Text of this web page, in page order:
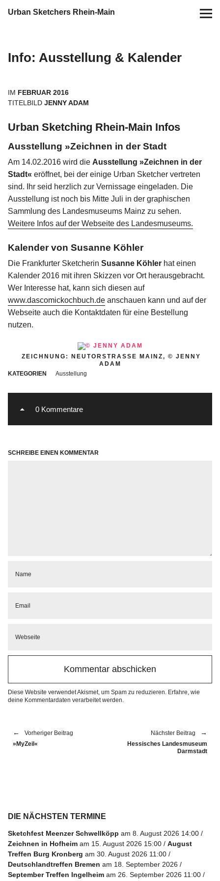
Urban Sketchers Rhein-Main
10 Jahre USk Rhein-Main
Blog
Info
Kontakt
Folge
uns
auf
Instagram
Info
Info: Ausstellung & Kalender
IM FEBRUAR 2016
TITELBILDJENNY ADAM
Urban Sketching Rhein-Main Infos
Ausstellung »Zeichnen in der Stadt
Am 14.02.2016 wird die Ausstellung »Zeichnen in der
Stadt« eröffnet, bei der einige Urban Sketcher vertreten
sind. Ihr seid herzlich zur Vernissage eingeladen. Die
Ausstellung ist noch bis Mitte Juli in der graphischen
Sammlung des Landesmuseums Mainz zu sehen.
Weitere Infos auf der Webseite des Landesmuseums.
Kalender von Susanne Köhler
Die Frankfurter SketcherinSusanne Köhler hat einen
Kalender 2016 mit ihren Skizzen vor Ort herausgebracht.
Wer Interesse hat, kann sich diesen auf
www.dascomickochbuch.de anschauen kann und auf der
Webseite auch die Kontaktdaten für eine Bestellung
nutzen.
ZEICHNUNG: NEUTORSTRASSE MAINZ, © JENNY A
DAM
KATEGORIEN
Ausstellung
0 Kommentare
SCHREIBE EINEN KOMMENTAR
Diese Website verwendet Akismet, um Spam zu reduzieren. Erfahre, wie
deine Kommentardaten verarbeitet werden.
Vorheriger Beitrag
»MyZeil«
Nächster Beitrag
Hessisches Landesmuseum
Darmstadt
DIE NÄCHSTEN TERMINE
Sketchfest Meenzer Schwellköpp am 8. August 2026 14:00
Zeichnen in Hofheim am 15. August 2026 15:00
August
Treffen Burg Kronberg am 30. August 2026 11:00
Deutschlandtreffen Bremen am 18. September 2026
September Treffen Ingelheim am 26. September 2026 11:00